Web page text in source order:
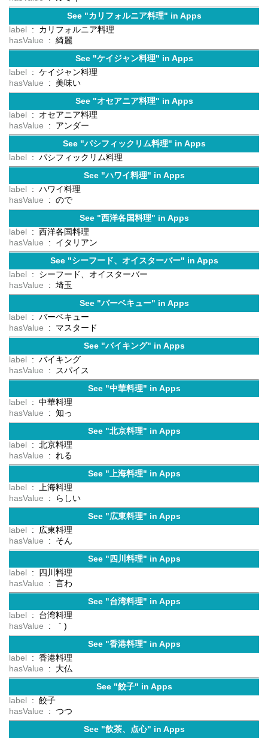
See "カリフォルニア料理" in Apps
label
: カリフォルニア料理
hasValue
: 綺麗
See "ケイジャン料理" in Apps
label
: ケイジャン料理
hasValue
: 美味い
See "オセアニア料理" in Apps
label
: オセアニア料理
hasValue
: アンダー
See "パシフィックリム料理" in Apps
label
: パシフィックリム料理
See "ハワイ料理" in Apps
label
: ハワイ料理
hasValue
: ので
See "西洋各国料理" in Apps
label
: 西洋各国料理
hasValue
: イタリアン
See "シーフード、オイスターバー" in Apps
label
: シーフード、オイスターバー
hasValue
: 埼玉
See "バーベキュー" in Apps
label
: バーベキュー
hasValue
: マスタード
See "バイキング" in Apps
label
: バイキング
hasValue
: スパイス
See "中華料理" in Apps
label
: 中華料理
hasValue
: 知っ
See "北京料理" in Apps
label
: 北京料理
hasValue
: れる
See "上海料理" in Apps
label
: 上海料理
hasValue
: らしい
See "広東料理" in Apps
label
: 広東料理
hasValue
: そん
See "四川料理" in Apps
label
: 四川料理
hasValue
: 言わ
See "台湾料理" in Apps
label
: 台湾料理
hasValue
: ｀)
See "香港料理" in Apps
label
: 香港料理
hasValue
: 大仏
See "餃子" in Apps
label
: 餃子
hasValue
: つつ
See "飲茶、点心" in Apps